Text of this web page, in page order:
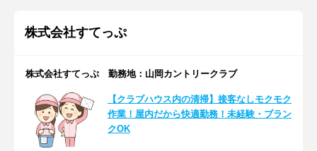
株式会社すてっぷ
株式会社すてっぷ 勤務地：山岡カントリークラブ
【クラブハウス内の清掃】接客なしモクモク
作業！屋内だから快適勤務！未経験・ブラン
クOK